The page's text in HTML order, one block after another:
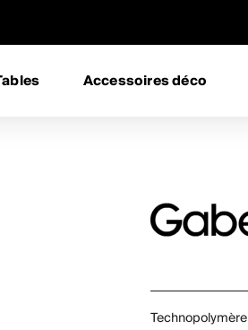
Accessoires déco
Technopolymère